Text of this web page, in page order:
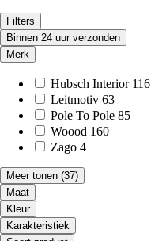
Filters
Binnen 24 uur verzonden
Merk
Hubsch Interior 116
Leitmotiv 63
Pole To Pole 85
Woood 160
Zago 4
Meer tonen (37)
Maat
Kleur
Karakteristiek